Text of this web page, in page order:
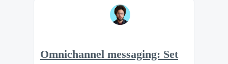
Omnichannel messaging: Set